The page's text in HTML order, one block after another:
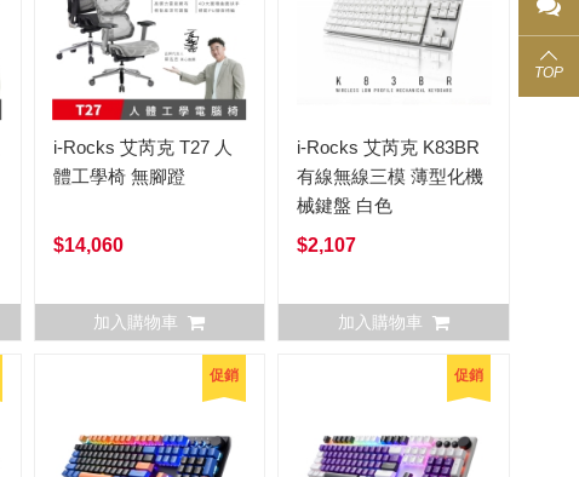
i-Rocks 艾芮克 T27 人
體工學椅 無腳蹬
$14,060
加入購物車
i-Rocks 艾芮克 K83BR
有線無線三模 薄型化機
械鍵盤 白色
$2,107
加入購物車
促銷 促銷
TOP